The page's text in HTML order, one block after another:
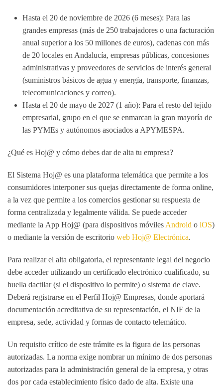
Hasta el 20 de noviembre de 2026 (6 meses): Para las
grandes empresas (más de 250 trabajadores o una facturación
anual superior a los 50 millones de euros), cadenas con más
de 20 locales en Andalucía, empresas públicas, concesiones
administrativas y proveedores de servicios de interés general
(suministros básicos de agua y energía, transporte, finanzas,
telecomunicaciones y correo).
Hasta el 20 de mayo de 2027 (1 año): Para el resto del tejido
empresarial, grupo en el que se enmarcan la gran mayoría de
las PYMEs y autónomos asociados a APYMESPA.
¿Qué es Hoj@ y cómo debes dar de alta tu empresa?
El Sistema Hoj@ es una plataforma telemática que permite a los
consumidores interponer sus quejas directamente de forma online,
a la vez que permite a los comercios gestionar su respuesta de
forma centralizada y legalmente válida. Se puede acceder
mediante la App Hoj@ (para dispositivos móviles Android o iOS)
o mediante la versión de escritorio web Hoj@ Electrónica.
Para realizar el alta obligatoria, el representante legal del negocio
debe acceder utilizando un certificado electrónico cualificado, su
huella dactilar (si el dispositivo lo permite) o sistema de clave.
Deberá registrarse en el Perfil Hoj@ Empresas, donde aportará
documentación acreditativa de su representación, el NIF de la
empresa, sede, actividad y formas de contacto telemático.
Un requisito crítico de este trámite es la figura de las personas
autorizadas. La norma exige nombrar un mínimo de dos personas
autorizadas para la administración general de la empresa, y otras
dos por cada establecimiento físico dado de alta. Existe una